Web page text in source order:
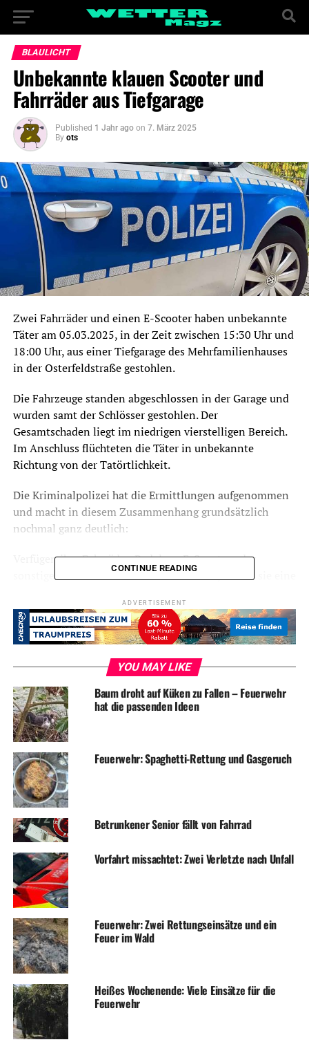
BLAULICHT
Unbekannte klauen Scooter und
Fahrräder aus Tiefgarage
Published 1 Jahr ago on 7. März 2025
By ots
Zwei Fahrräder und einen E-Scooter haben unbekannte
Täter am 05.03.2025, in der Zeit zwischen 15:30 Uhr und
18:00 Uhr, aus einer Tiefgarage des Mehrfamilienhauses
in der Osterfeldstraße gestohlen.
Die Fahrzeuge standen abgeschlossen in der Garage und
wurden samt der Schlösser gestohlen. Der
Gesamtschaden liegt im niedrigen vierstelligen Bereich.
Im Anschluss flüchteten die Täter in unbekannte
Richtung von der Tatörtlichkeit.
Die Kriminalpolizei hat die Ermittlungen aufgenommen
und macht in diesem Zusammenhang grundsätzlich
nochmal ganz deutlich:
Verfügen ihre Fahrräder, Pedelecs, E-Scooter oder
sonstige Geräte über Individualnummern, führen sie eine
Möglichkeit der Ausschreibung im polizeilichen
Fahndungssystem.
ADVERTISEMENT
Symbolfoto / Archiv
RELATED TOPICS:
UP NEXT
Feuer an Bahnstrecke und weitere Einsätze für die Wehr
DON'T MISS
BVB-Fans spenden für Wetteraner Kinderfeuerwehr
CONTINUE READING
ADVERTISEMENT
YOU MAY LIKE
Baum droht auf Küken zu Fallen – Feuerwehr
hat die passenden Ideen
Feuerwehr: Spaghetti-Rettung und Gasgeruch
Betrunkener Senior fällt von Fahrrad
Vorfahrt missachtet: Zwei Verletzte nach Unfall
Feuerwehr: Zwei Rettungseinsätze und ein
Feuer im Wald
Heißes Wochenende: Viele Einsätze für die
Feuerwehr